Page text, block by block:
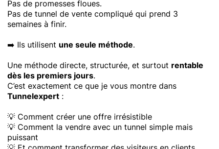
Pas de promesses floues.
Pas de tunnel de vente compliqué qui prend 3
semaines à finir.
➡️ Ils utilisent une seule méthode.
Une méthode directe, structurée, et surtout rentable
dès les premiers jours.
C’est exactement ce que je vous montre dans
Tunnelexpert :
💡 Comment créer une offre irrésistible
💡 Comment la vendre avec un tunnel simple mais
puissant